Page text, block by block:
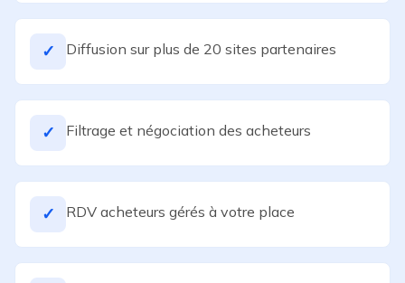
✓ Diffusion sur plus de 20 sites partenaires
✓ Filtrage et négociation des acheteurs
✓ RDV acheteurs gérés à votre place